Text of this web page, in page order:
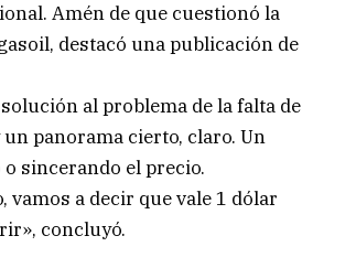
Amén de que cuestionó la
destacó una publicación de
al problema de la falta de
panorama cierto, claro. Un
sincerando el precio.
vamos a decir que vale 1 dólar
concluyó.